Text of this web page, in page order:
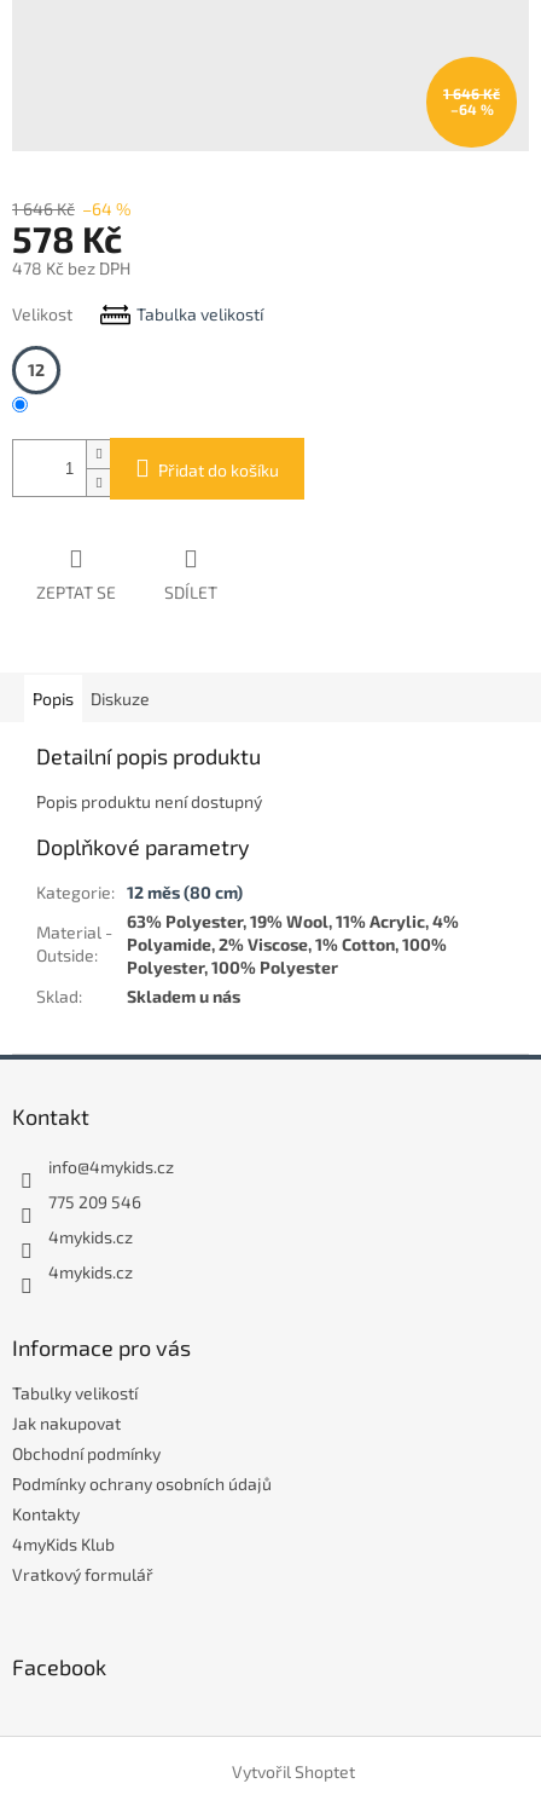
1 646 Kč
–64 %
1 646 Kč –64 %
578 Kč
478 Kč bez DPH
cena:
Velikost Tabulka velikostí
12
Přidat do košíku
ZEPTAT SE SDÍLET
Popis Diskuze
Detailní popis produktu
Popis produktu není dostupný
Doplňkové parametry
Kategorie: 12 měs (80 cm)
Material -
Outside:
63% Polyester, 19% Wool, 11% Acrylic, 4%
Polyamide, 2% Viscose, 1% Cotton, 100%
Polyester, 100% Polyester
Sklad: Skladem u nás
Kontakt
info@4mykids.cz
775 209 546
4mykids.cz
4mykids.cz
Informace pro vás
Tabulky velikostí
Jak nakupovat
Obchodní podmínky
Podmínky ochrany osobních údajů
Kontakty
4myKids Klub
Vratkový formulář
Facebook
Vytvořil Shoptet